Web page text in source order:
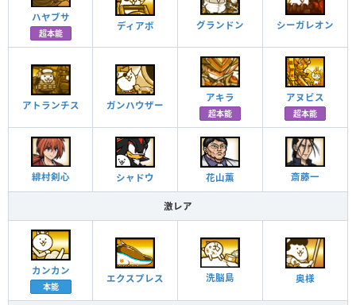
ハヤブサ
超本能
ディアボ グランドン シーガレオン
アトランチス ガンハウザー
アキラ
超本能
アヌビス
超本能
緋村剣心 シャドウ 花山薫 斎藤一
激レア
カンカン
本能
エクスプレス 洗脳島 奥様